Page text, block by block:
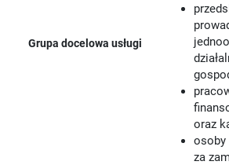
Grupa docelowa usługi
oraz
osoby
za